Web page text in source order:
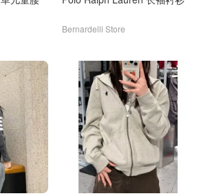
Bernardelli Store